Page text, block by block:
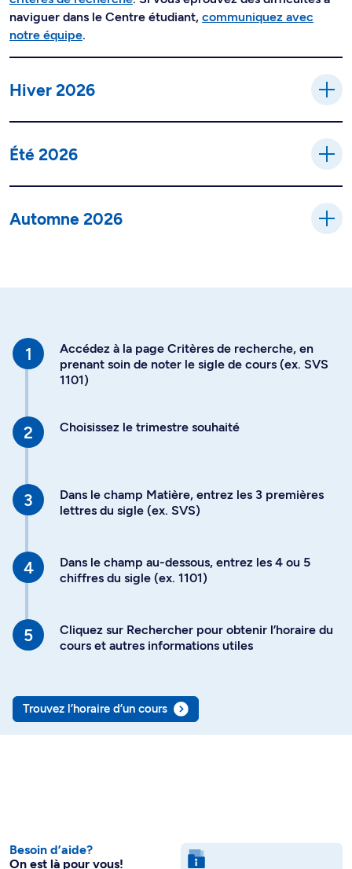
naviguer dans le Centre étudiant, communiquez avec
notre équipe.
Hiver 2026
Été 2026
Automne 2026
Accédez à la page Critères de recherche, en
prenant soin de noter le sigle de cours (ex. SVS
1101)
Choisissez le trimestre souhaité
Dans le champ Matière, entrez les 3 premières
lettres du sigle (ex. SVS)
Dans le champ au-dessous, entrez les 4 ou 5
chiffres du sigle (ex. 1101)
Cliquez sur Rechercher pour obtenir l’horaire du
cours et autres informations utiles
Trouvez l’horaire d’un cours
Besoin d’aide?
On est là pour vous!